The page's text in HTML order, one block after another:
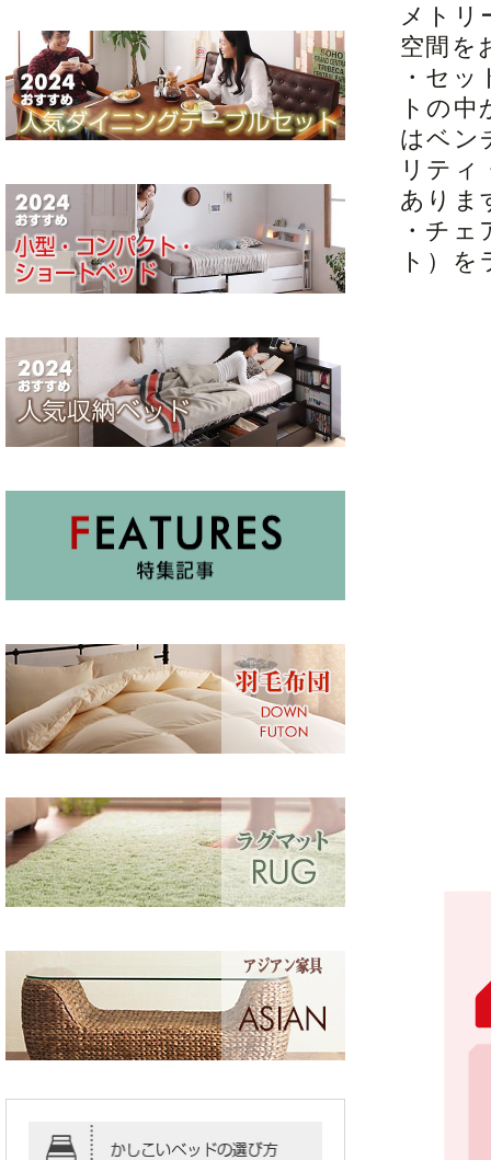
メトリ
空間を
・セ
トの
はベン
リティ
ありま
・チ
ト）